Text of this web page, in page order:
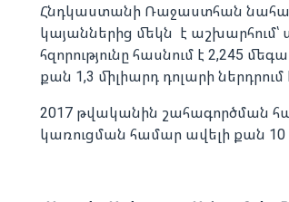
Հնդկաստանի Ռաջաստհան
կայաններից մեկն է
հզորությունը հասնում է 2,245
քան 1,3 միլիարդ դոլարի
2017 թվականին շահագործման
կառուցման համար ավելի քան 10